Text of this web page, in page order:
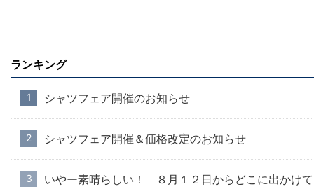
ランキング
シャツフェア開催のお知らせ
シャツフェア開催＆価格改定のお知らせ
いやー素晴らしい！ ８月１２日からどこに出かけ